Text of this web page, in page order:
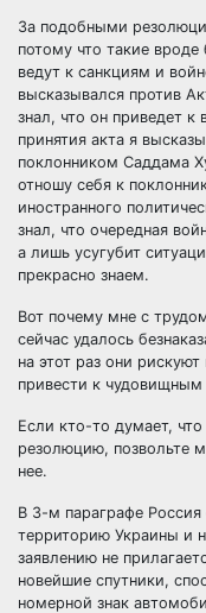
За подобными
потому что такие
ведут к санкциям и
высказывался против
знал, что он приведет
принятия акта я
поклонником Саддама
отношу себя к
иностранного
знал, что очередная
а лишь усугубит
прекрасно знаем.
Вот почему мне с
сейчас удалось
на этот раз они
привести к
Если кто-то думает,
резолюцию, позвольте
нее.
В 3-м параграфе
территорию Украины и
заявлению не
новейшие спутники,
номерной знак